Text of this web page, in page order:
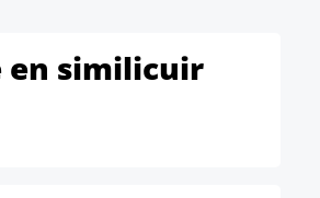
en similicuir